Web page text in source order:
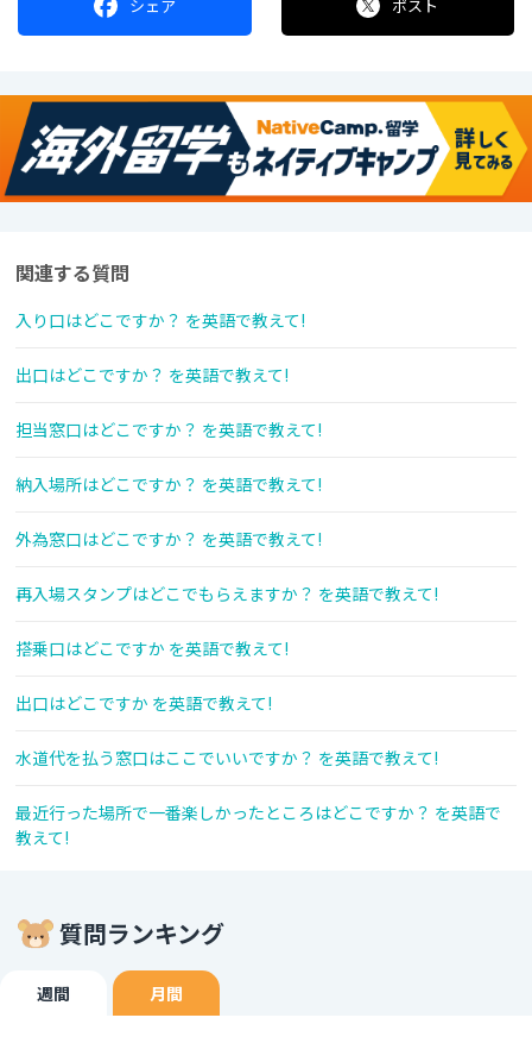
シェア ポスト
関連する質問
入り口はどこですか？ を英語で教えて!
出口はどこですか？ を英語で教えて!
担当窓口はどこですか？ を英語で教えて!
納入場所はどこですか？ を英語で教えて!
外為窓口はどこですか？ を英語で教えて!
再入場スタンプはどこでもらえますか？ を英語で教えて!
搭乗口はどこですか を英語で教えて!
出口はどこですか を英語で教えて!
水道代を払う窓口はここでいいですか？ を英語で教えて!
最近行った場所で一番楽しかったところはどこですか？ を英語で
教えて!
質問ランキング
週間 月間